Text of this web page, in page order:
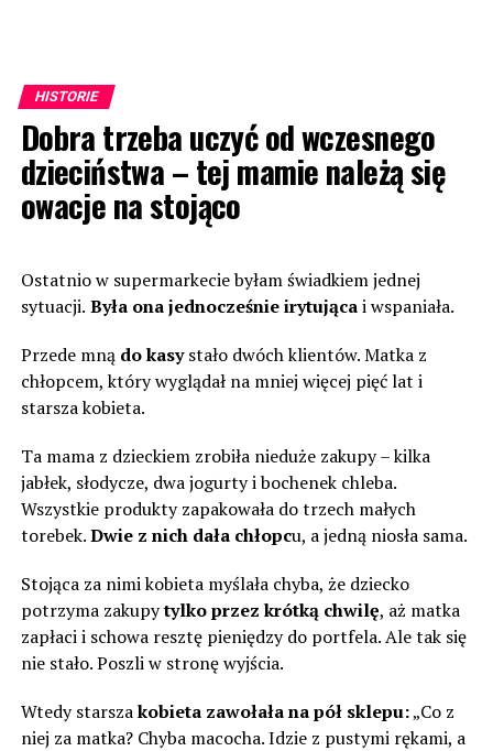
HISTORIE
Dobra trzeba uczyć od wczesnego
dzieciństwa – tej mamie należą się
owacje na stojąco
Ostatnio w supermarkecie byłam świadkiem jednej
sytuacji. Była ona jednocześnie irytującai wspaniała.
Przede mnądo kasystało dwóch klientów. Matka z
chłopcem, który wyglądał na mniej więcej pięć lat i
starsza kobieta.
Ta mama z dzieckiem zrobiła nieduże zakupy – kilka
jabłek, słodycze, dwa jogurty i bochenek chleba.
Wszystkie produkty zapakowała do trzech małych
torebek.Dwie z nich dała chłopcu, a jedną niosła sama.
Stojąca za nimi kobieta myślała chyba, że ​​dziecko
potrzyma zakupytylko przez krótką chwilę, aż matka
zapłaci i schowa resztę pieniędzy do portfela. Ale tak się
nie stało. Poszli w stronę wyjścia.
Wtedy starszakobieta zawołała na pół sklepu:„Co z
niej za matka? Chyba macocha. Idzie z pustymi rękami, a